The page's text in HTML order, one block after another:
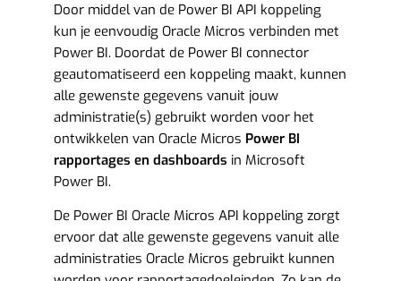
Door middel van de Power BI API koppeling
kun je eenvoudig Oracle Micros verbinden met
Power BI. Doordat de Power BI connector
geautomatiseerd een koppeling maakt, kunnen
alle gewenste gegevens vanuit jouw
administratie(s) gebruikt worden voor het
ontwikkelen van Oracle Micros Power BI
rapportages en dashboards in Microsoft
Power BI.
De Power BI Oracle Micros API koppeling zorgt
ervoor dat alle gewenste gegevens vanuit alle
administraties Oracle Micros gebruikt kunnen